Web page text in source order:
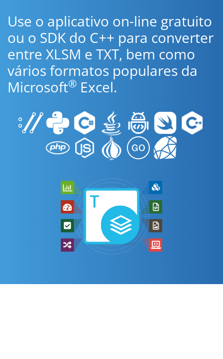
Use o aplicativo on-line gratuito
ou o SDK do C++ para converter
entre XLSM e TXT, bem como
vários formatos populares da
Microsoft® Excel.